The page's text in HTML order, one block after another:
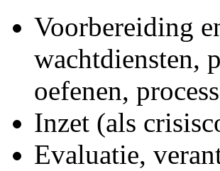
Voorbereiding
wachtdiensten,
oefenen,
Inzet (als
Evaluatie,